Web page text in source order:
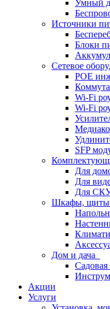
Умный
Источники
Блоки
Сетевое
POE
Wi-Fi
Wi-Fi
SFP
Для
Для
Для
Шкафы, щиты
Дом и дача
Садовая
Акции
Услуги